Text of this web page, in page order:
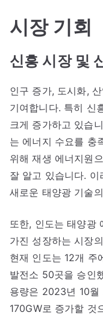
시장 기회
신흥 시장 및
인구 증가, 도시화,
기여합니다. 특히 신
크게 증가하고 있습
는 에너지 수요를 충
위해 재생 에너지원
잘 알고 있습니다.
새로운 태양광 기술
또한, 인도는 태양광
가진 성장하는 시장
현재 인도는 12개 주
발전소 50곳을 승인
용량은 2023년 10
170GW로 증가할 것